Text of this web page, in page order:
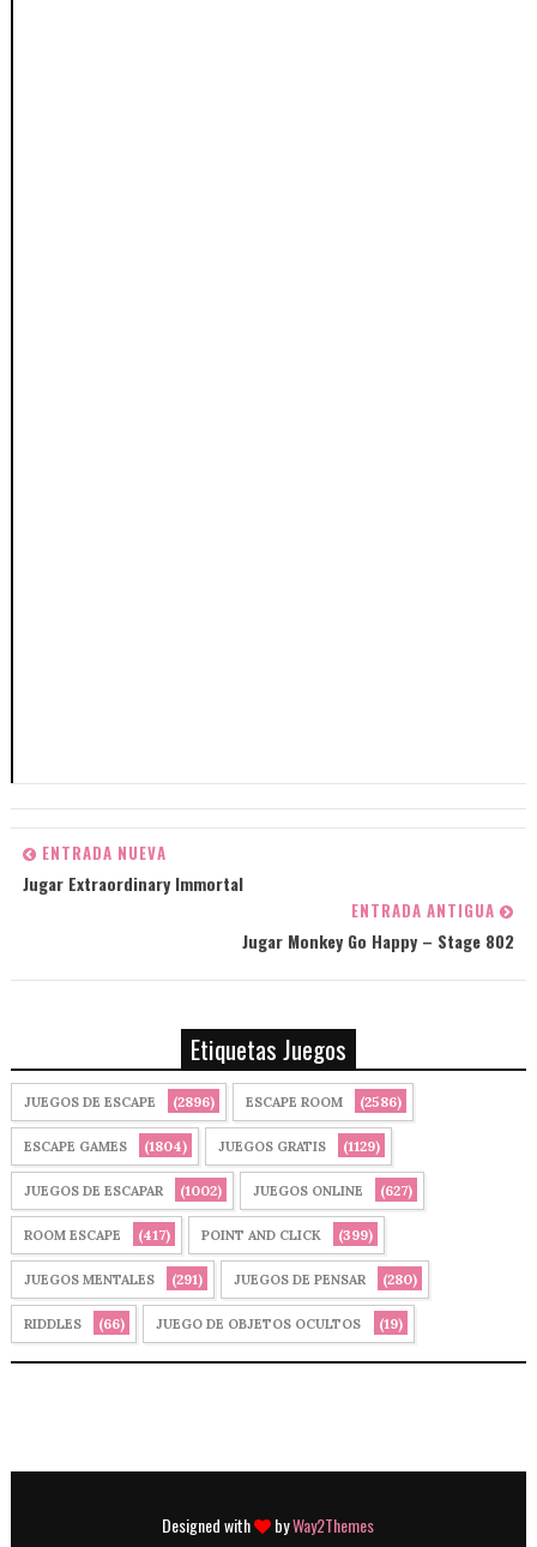
ENTRADA NUEVA
Jugar Extraordinary Immortal
ENTRADA ANTIGUA
Jugar Monkey Go Happy – Stage 802
Etiquetas Juegos
JUEGOS DE ESCAPE (2896) ESCAPE ROOM (2586)
ESCAPE GAMES (1804) JUEGOS GRATIS (1129)
JUEGOS DE ESCAPAR (1002) JUEGOS ONLINE (627)
ROOM ESCAPE (417) POINT AND CLICK (399)
JUEGOS MENTALES (291) JUEGOS DE PENSAR (280)
RIDDLES (66) JUEGO DE OBJETOS OCULTOS (19)
Designed with byWay2Themes